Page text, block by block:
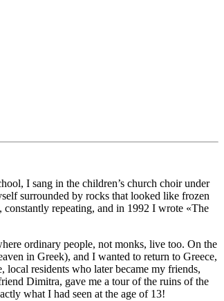
I sang in the children’s church choir under
surrounded by rocks that looked like frozen
repeating, and in 1992 I wrote «The
ordinary people, not monks, live too. On the
in Greek), and I wanted to return to Greece,
residents who later became my friends,
Dimitra, gave me a tour of the ruins of the
what I had seen at the age of 13!